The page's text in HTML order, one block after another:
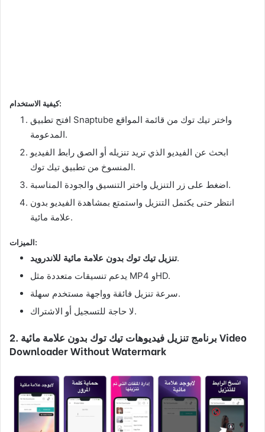
كيفية الاستخدام:
افتح تطبيق Snaptube واختر تيك توك من قائمة المواقع
المدعومة.
ابحث عن الفيديو الذي تريد تنزيله أو الصق رابط الفيديو
المنسوخ من تطبيق تيك توك.
اضغط على زر التنزيل واختر التنسيق والجودة المناسبة.
انتظر حتى يكتمل التنزيل واستمتع بمشاهدة الفيديو بدون
علامة مائية.
الميزات:
تنزيل تيك توك بدون علامة مائية للاندرويد.
يدعم تنسيقات متعددة مثل MP4 وHD.
سرعة تنزيل فائقة وواجهة مستخدم سهلة.
لا حاجة للتسجيل أو الاشتراك.
2. برنامج تنزيل فيديوهات تيك توك بدون علامة مائية Video
Downloader Without Watermark